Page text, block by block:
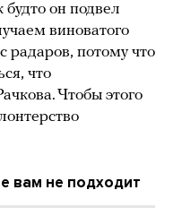
он подвел
виноватого
радаров, потому что
что
Чтобы этого
вам не подходит